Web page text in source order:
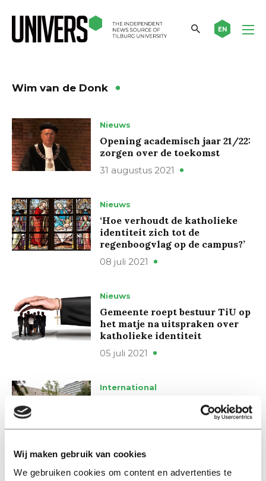
Wij maken gebruik van cookies
We gebruiken cookies om content en advertenties te
EN
Wim van de Donk
Nieuws
Opening academisch jaar 21/22:
zorgen over de toekomst
31 augustus 2021
Nieuws
‘Hoe verhoudt de katholieke
identiteit zich tot de
regenboogvlag op de campus?’
08 juli 2021
Nieuws
Gemeente roept bestuur TiU op
het matje na uitspraken over
katholieke identiteit
05 juli 2021
International
New Catholic course at Tilburg
University? Out of the
question, according to Rector
28 juni 2021